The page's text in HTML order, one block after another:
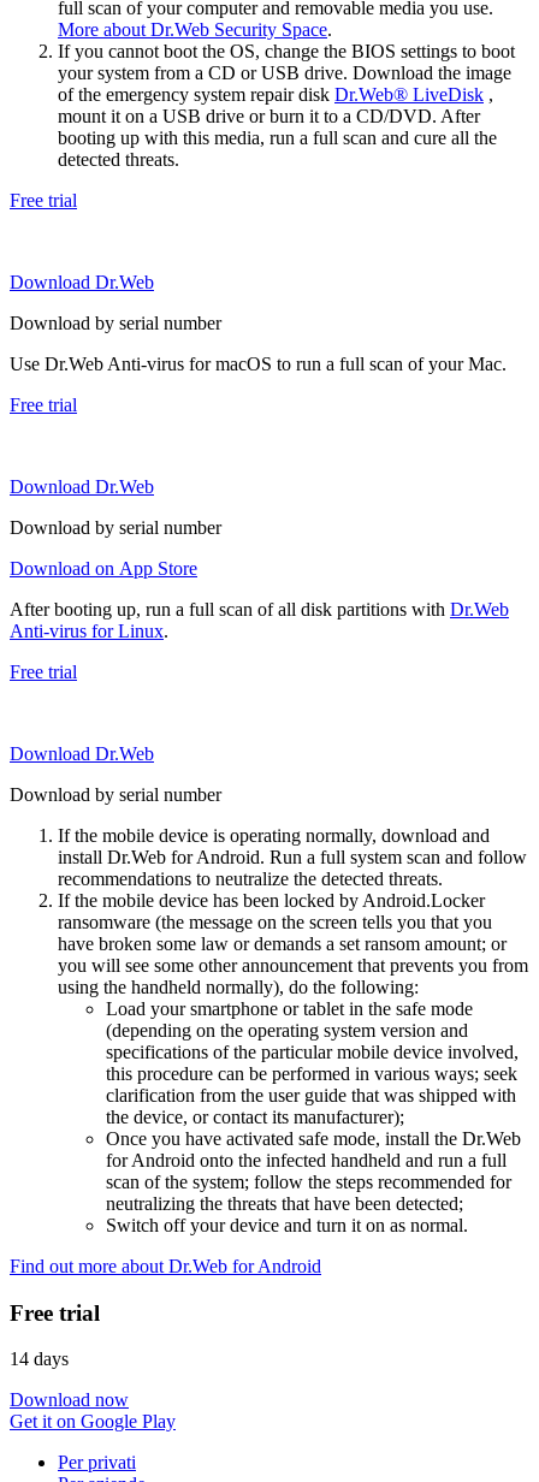
full scan of your computer and removable media you use.
More about Dr.Web Security Space.
If you cannot boot the OS, change the BIOS settings to boot
your system from a CD or USB drive. Download the image
of the emergency system repair disk Dr.Web® LiveDisk ,
mount it on a USB drive or burn it to a CD/DVD. After
booting up with this media, run a full scan and cure all the
detected threats.
Free trial
Download Dr.Web
Download by serial number
Use Dr.Web Anti-virus for macOS to run a full scan of your Mac.
Free trial
Download Dr.Web
Download by serial number
Download on App Store
After booting up, run a full scan of all disk partitions with Dr.Web
Anti-virus for Linux.
Free trial
Download Dr.Web
Download by serial number
If the mobile device is operating normally, download and
install Dr.Web for Android. Run a full system scan and follow
recommendations to neutralize the detected threats.
If the mobile device has been locked by Android.Locker
ransomware (the message on the screen tells you that you
have broken some law or demands a set ransom amount; or
you will see some other announcement that prevents you from
using the handheld normally), do the following:
Load your smartphone or tablet in the safe mode
(depending on the operating system version and
specifications of the particular mobile device involved,
this procedure can be performed in various ways; seek
clarification from the user guide that was shipped with
the device, or contact its manufacturer);
Once you have activated safe mode, install the Dr.Web
for Android onto the infected handheld and run a full
scan of the system; follow the steps recommended for
neutralizing the threats that have been detected;
Switch off your device and turn it on as normal.
Find out more about Dr.Web for Android
Free trial
14 days
Download now
Get it on Google Play
Per privati